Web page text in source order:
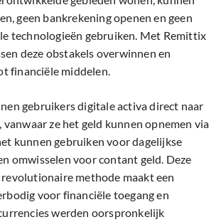
geen bankrekening openen en geen
technologieën gebruiken. Met Remittix
deze obstakels overwinnen en
financiële middelen.
gebruikers digitale activa direct naar
ze het geld kunnen opnemen via
kunnen gebruiken voor dagelijkse
omwisselen voor contant geld. Deze
methode maakt een
voor financiële toegang en
werden oorspronkelijk